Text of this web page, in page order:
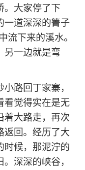
。大家停了下
一道深深的箐子
流下来的溪水。
另一边就是弯
路回丁家寨，
看觉得实在是无
着大路走，再次
返回。经历了大
时候，那泥泞的
深深的峡谷，